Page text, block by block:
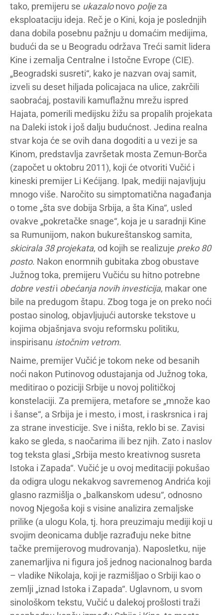
tako, premijeru se ukazalonovo poljeza
eksploataciju ideja. Reč je o Kini, koja je poslednjih
dana dobila posebnu pažnju u domaćim medijima,
budući da se u Beogradu održava Treći samit lidera
Kine i zemalja Centralne i Istočne Evrope (CIE).
„Beogradski susreti“, kako je nazvan ovaj samit,
izveli su deset hiljada policajaca na ulice, zakrčili
saobraćaj, postavili kamuflažnu mrežu ispred
Hajata, pomerili medijsku žižu sa propalih projekata
na Daleki istok i još dalju budućnost. Jedina realna
stvar koja će se ovih dana dogoditi a u vezi je sa
Kinom, predstavlja završetak mosta Zemun-Borča
(započet u oktobru 2011), koji će otvoriti Vučić i
kineski premijer Li Kećijang. Ipak, mediji najavljuju
mnogo više. Naročito su simptomatična nagađanja
o tome „šta sve dobija Srbija, a šta Kina“, usled
ovakve „pokretačke snage“, koja je u saradnji Kine
sa Rumunijom, nakon bukureštanskog samita,
skicirala 38 projekata, od kojih se realizuje preko 80
posto. Nakon enormnih gubitaka zbog obustave
Južnog toka, premijeru Vučiću su hitno potrebne
dobre vestii obećanja novih investicija, makar one
bile na predugom štapu. Zbog toga je on preko noći
postao sinolog, objavljujući autorske tekstove u
kojima objašnjava svoju reformsku politiku,
inspirisanu istočnim vetrom.
Naime, premijer Vučić je tokom neke od besanih
noći nakon Putinovog odustajanja od Južnog toka,
meditirao o poziciji Srbije u novoj političkoj
konstelaciji. Za premijera, metafore se „množe kao
i šanse“, a Srbija je i mesto, i most, i raskrsnica i raj
za strane investicije. Sve i ništa, reklo bi se. Zavisi
kako se gleda, s naočarima ili bez njih. Zato i naslov
tog teksta glasi „Srbija mesto kreativnog susreta
Istoka i Zapada“. Vučić je u ovoj meditaciji pokušao
da odigra ulogu nekakvog savremenog Andrića koji
glasno razmišlja o „balkanskom udesu“, odnosno
novog Njegoša koji s visine analizira zemaljske
prilike (a ulogu Kola, tj. hora preuzimaju mediji koji u
svojim deonicama dublje razrađuju neke bitne
tačke premijerovog mudrovanja). Naposletku, nije
zanemarljiva ni figura još jednog nacionalnog barda
– vladike Nikolaja, koji je razmišljao o Srbiji kao o
zemlji „iznad Istoka i Zapada“. Uglavnom, u svom
sinološkom tekstu, Vučić u dalekoj prošlosti traži